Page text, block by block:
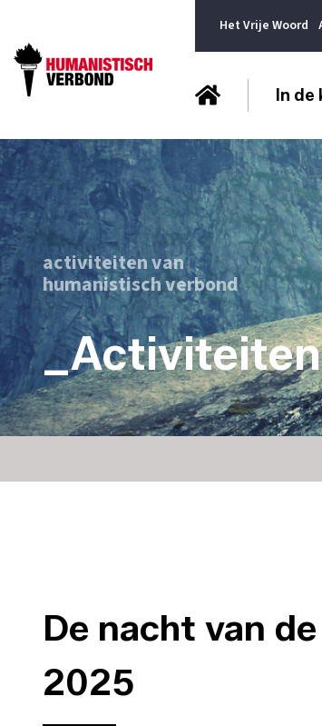
Het Vrije Woord
In
activiteiten van
humanistisch verbond
_Activiteiten
De nacht van
2025